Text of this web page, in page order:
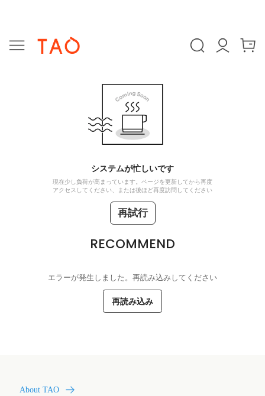
システムが忙しいです
現在少し負荷が高まっています。ページを更新してから再度
アクセスしてください、または後ほど再度訪問してください
再試行
RECOMMEND
エラーが発生しました。再読み込みしてください
再読み込み
About TAO